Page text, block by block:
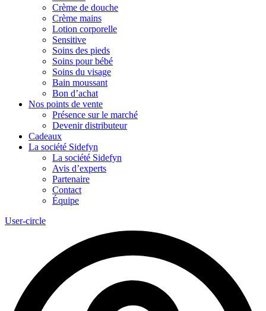
Crème de douche
Crème mains
Lotion corporelle
Sensitive
Soins des pieds
Soins pour bébé
Soins du visage
Bain moussant
Bon d’achat
Nos points de vente
Présence sur le marché
Devenir distributeur
Cadeaux
La société Sidefyn
La société Sidefyn
Avis d’experts
Partenaire
Contact
Équipe
User-circle